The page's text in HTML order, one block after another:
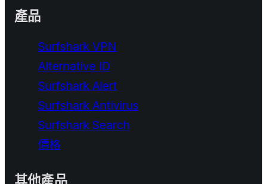
產品
Surfshark VPN
Alternative ID
Surfshark Alert
Surfshark Antivirus
Surfshark Search
價格
其他產品